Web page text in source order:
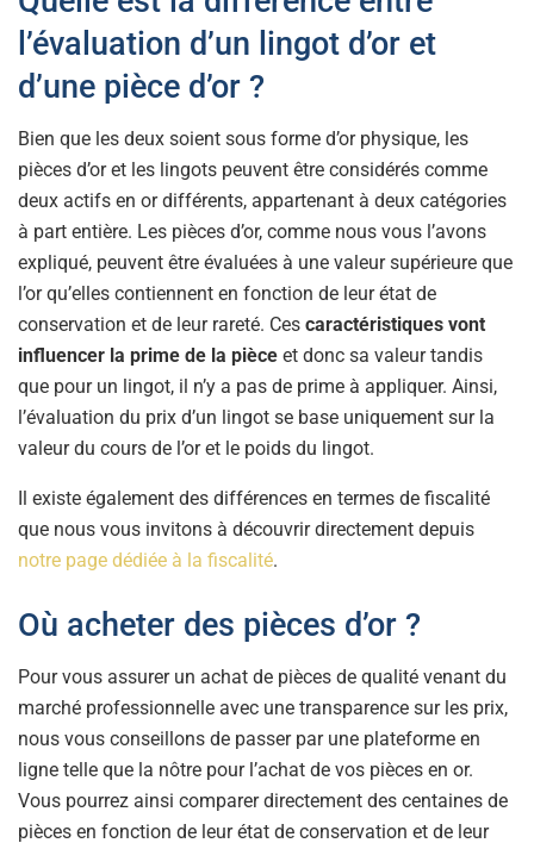
l’évaluation d’un lingot d’or et
d’une pièce d’or ?
Bien que les deux soient sous forme d’or physique, les
pièces d’or et les lingots peuvent être considérés comme
deux actifs en or différents, appartenant à deux catégories
à part entière. Les pièces d’or, comme nous vous l’avons
expliqué, peuvent être évaluées à une valeur supérieure que
l’or qu’elles contiennent en fonction de leur état de
conservation et de leur rareté. Ces caractéristiques vont
influencer la prime de la pièce et donc sa valeur tandis
que pour un lingot, il n’y a pas de prime à appliquer. Ainsi,
l’évaluation du prix d’un lingot se base uniquement sur la
valeur du cours de l’or et le poids du lingot.
Il existe également des différences en termes de fiscalité
que nous vous invitons à découvrir directement depuis
notre page dédiée à la fiscalité.
Où acheter des pièces d’or ?
Pour vous assurer un achat de pièces de qualité venant du
marché professionnelle avec une transparence sur les prix,
nous vous conseillons de passer par une plateforme en
ligne telle que la nôtre pour l’achat de vos pièces en or.
Vous pourrez ainsi comparer directement des centaines de
pièces en fonction de leur état de conservation et de leur